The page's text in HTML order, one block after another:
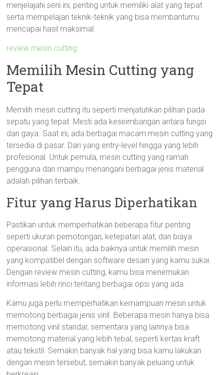
menjelajahi seni ini, penting untuk memiliki alat yang tepat
serta mempelajari teknik-teknik yang bisa membantumu
mencapai hasil maksimal.
review mesin cutting
Memilih Mesin Cutting yang
Tepat
Memilih mesin cutting itu seperti menjatuhkan pilihan pada
sepatu yang tepat. Mesti ada keseimbangan antara fungsi
dan gaya. Saat ini, ada berbagai macam mesin cutting yang
tersedia di pasar. Dari yang entry-level hingga yang lebih
profesional. Untuk pemula, mesin cutting yang ramah
pengguna dan mampu menangani berbagai jenis material
adalah pilihan terbaik.
Fitur yang Harus Diperhatikan
Pastikan untuk memperhatikan beberapa fitur penting
seperti ukuran pemotongan, ketepatan alat, dan biaya
operasional. Selain itu, ada baiknya untuk memilih mesin
yang kompatibel dengan software desain yang kamu sukai.
Dengan review mesin cutting, kamu bisa menemukan
informasi lebih rinci tentang berbagai opsi yang ada.
Kamu juga perlu memperhatikan kemampuan mesin untuk
memotong berbagai jenis vinil. Beberapa mesin hanya bisa
memotong vinil standar, sementara yang lainnya bisa
memotong material yang lebih tebal, seperti kertas kraft
atau tekstil. Semakin banyak hal yang bisa kamu lakukan
dengan mesin tersebut, semakin banyak peluang untuk